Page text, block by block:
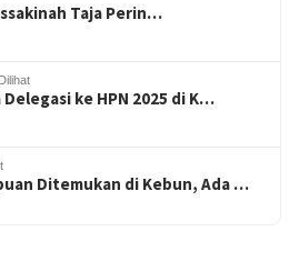
Taja Perin…
Delegasi ke HPN 2025 di K…
Ditemukan di Kebun, Ada …